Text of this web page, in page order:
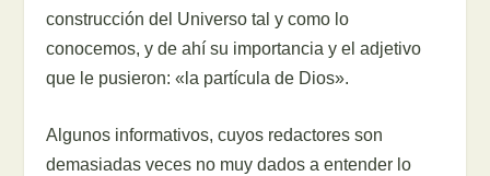
construcción del Universo tal y como lo
conocemos, y de ahí su importancia y el adjetivo
que le pusieron: «la partícula de Dios».
Algunos informativos, cuyos redactores son
demasiadas veces no muy dados a entender lo